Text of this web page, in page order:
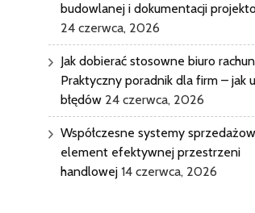
budowlanej i dokumentacji
24 czerwca, 2026
Jak dobierać stosowne biuro
Praktyczny poradnik dla firm – jak
błędów 24 czerwca, 2026
Współczesne systemy
element efektywnej przestrzeni
handlowej 14 czerwca, 2026